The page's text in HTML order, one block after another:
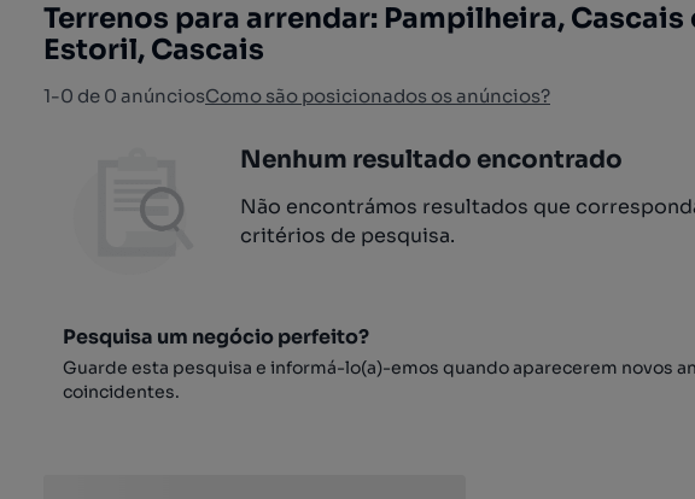
Terrenos para arrendar: Pampilheira, Cascais
Estoril, Cascais
1-0 de 0 anúnciosComo são posicionados os anúncios?
Nenhum resultado encontrado
Não encontrámos resultados que
critérios de pesquisa.
Pesquisa um negócio perfeito?
Guarde esta pesquisa e informá-lo(a)-emos quando aparecerem novos
coincidentes.